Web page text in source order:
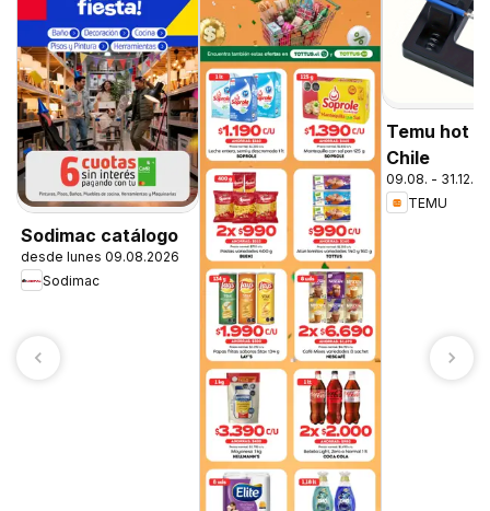
Sodimac catálogo
desde lunes 09.08.2026
Sodimac
Temu hot
Chile
09.08. -
TEMU